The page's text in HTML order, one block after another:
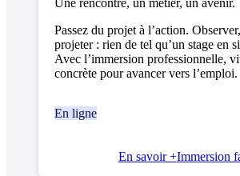
Passez du projet à l’action.
projeter : rien de tel qu’un stage en
Avec l’immersion professionnelle,
concrète pour avancer vers l’emploi.
En ligne
En savoir +Immersion